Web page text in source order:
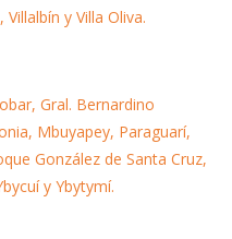
y Villa Oliva.
Gral. Bernardino
Mbuyapey, Paraguarí,
González de Santa Cruz,
y Ybytymí.